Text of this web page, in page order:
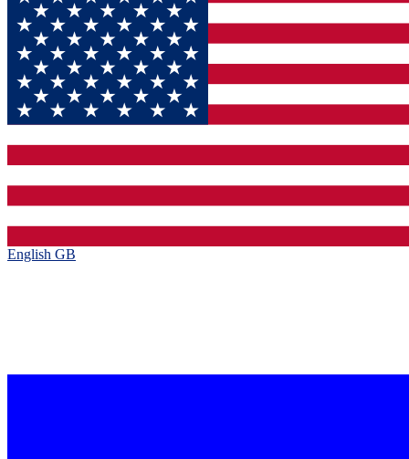
English GB‎